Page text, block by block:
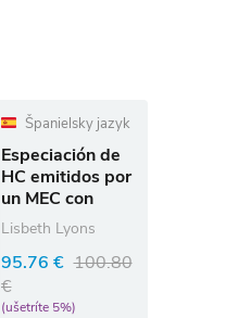
Španielsky jazyk
Especiación de
HC emitidos por
un MEC con
diferentes
biocombustibles
Lisbeth Lyons
95.76 € 100.80
€
(ušetríte 5%)